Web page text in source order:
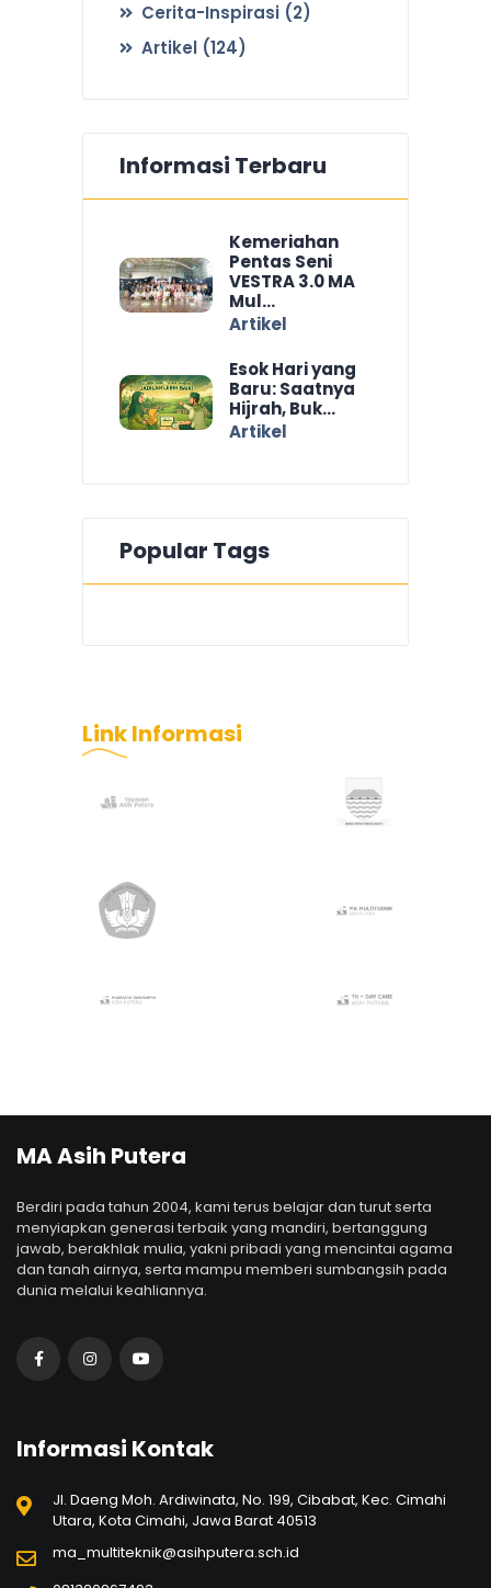
Cerita-Inspirasi (2)
Artikel (124)
Informasi Terbaru
Kemeriahan
Pentas Seni
VESTRA 3.0 MA
Mul...
Artikel
Esok Hari yang
Baru: Saatnya
Hijrah, Buk...
Artikel
Popular Tags
LinkInformasi
MA Asih Putera
Berdiri pada tahun 2004, kami terus belajar dan turut serta
menyiapkan generasi terbaik yang mandiri, bertanggung
jawab, berakhlak mulia, yakni pribadi yang mencintai agama
dan tanah airnya, serta mampu memberi sumbangsih pada
dunia melalui keahliannya.
Informasi Kontak
Jl. Daeng Moh. Ardiwinata, No. 199, Cibabat, Kec. Cimahi
Utara, Kota Cimahi, Jawa Barat 40513
ma_multiteknik@asihputera.sch.id